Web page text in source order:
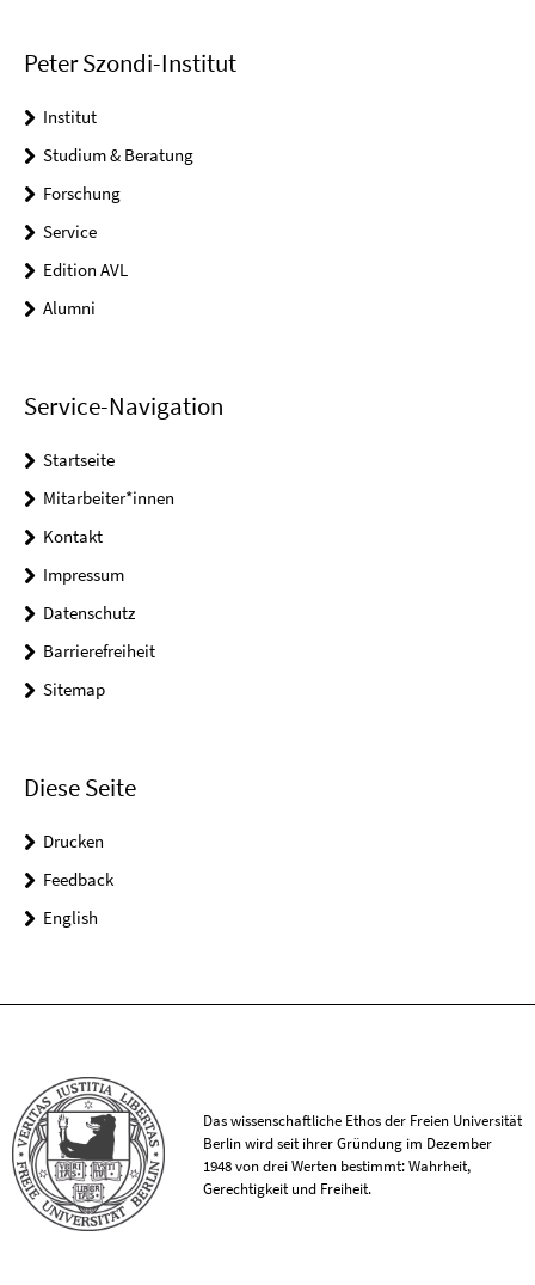
Peter Szondi-Institut
Institut
Studium & Beratung
Forschung
Service
Edition AVL
Alumni
Service-Navigation
Startseite
Mitarbeiter*innen
Kontakt
Impressum
Datenschutz
Barrierefreiheit
Sitemap
Diese Seite
Drucken
Feedback
English
Das wissenschaftliche Ethos der Freien Universität
Berlin wird seit ihrer Gründung im Dezember
1948 von drei Werten bestimmt: Wahrheit,
Gerechtigkeit und Freiheit.